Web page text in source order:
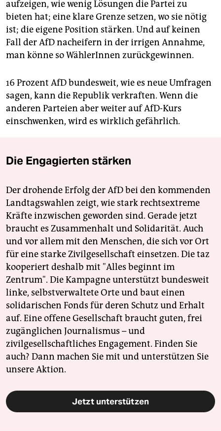
aufzeigen, wie wenig Lösungen die Partei zu
bieten hat; eine klare Grenze setzen, wo sie nötig
ist; die eigene Position stärken. Und auf keinen
Fall der AfD nacheifern in der irrigen Annahme,
man könne so WählerInnen zurückgewinnen.
16 Prozent AfD bundesweit, wie es neue Umfragen
sagen, kann die Republik verkraften. Wenn die
anderen Parteien aber weiter auf AfD-Kurs
einschwenken, wird es wirklich gefährlich.
Die Engagierten stärken
Der drohende Erfolg der AfD bei den kommenden
Landtagswahlen zeigt, wie stark rechtsextreme
Kräfte inzwischen geworden sind. Gerade jetzt
braucht es Zusammenhalt und Solidarität. Auch
und vor allem mit den Menschen, die sich vor Ort
für eine starke Zivilgesellschaft einsetzen. Die taz
kooperiert deshalb mit "Alles beginnt im
Zentrum". Die Kampagne unterstützt bundesweit
linke, selbstverwaltete Orte und baut einen
solidarischen Fonds für deren Schutz und Erhalt
auf. Eine offene Gesellschaft braucht guten, frei
zugänglichen Journalismus – und
zivilgesellschaftliches Engagement. Finden Sie
auch? Dann machen Sie mit und unterstützen Sie
unsere Aktion.
Jetzt unterstützen